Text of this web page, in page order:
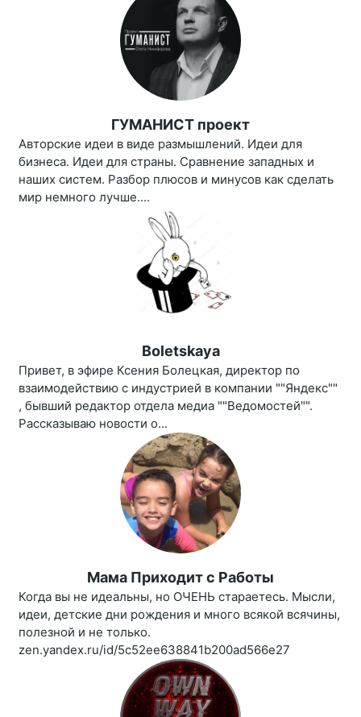
ГУМАНИСТ проект
Авторские идеи в виде размышлений. Идеи для
бизнеса. Идеи для страны. Сравнение западных и
наших систем. Разбор плюсов и минусов как сделать
мир немного лучше....
Boletskaya
Привет, в эфире Ксения Болецкая, директор по
взаимодействию с индустрией в компании ""Яндекс""
, бывший редактор отдела медиа ""Ведомостей"".
Рассказываю новости о...
Мама Приходит c Работы
Когда вы не идеальны, но ОЧЕНЬ стараетесь. Мысли,
идеи, детские дни рождения и много всякой всячины,
полезной и не только.
zen.yandex.ru/id/5c52ee638841b200ad566e27